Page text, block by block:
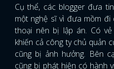
Cụ thể, các blogger đưa
một nghệ sĩ vì đưa mồm
thoại nên bị lập án. Có
khiến cả công ty chủ quản
cũng bị ảnh hưởng. Bên
cũng bị phát hiện có hành